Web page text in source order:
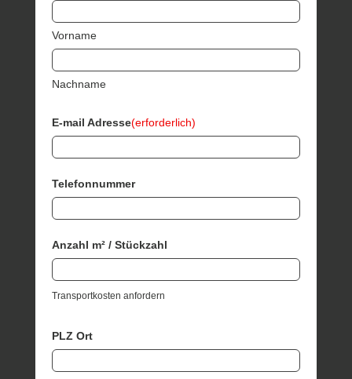
Vorname
Nachname
E-mail Adresse(erforderlich)
Telefonnummer
Anzahl m² / Stückzahl
Transportkosten anfordern
PLZ Ort